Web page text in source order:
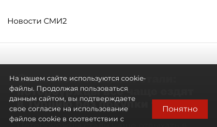
Новости СМИ2
Самостоятельными стали:
петербуржцы всё чаще ездят
в Турцию без покупки туров
На нашем сайте используются cookie-
файлы. Продолжая пользоваться
данным сайтом, вы подтверждаете
свое согласие на использование
файлов cookie в соответствии с
Понятно